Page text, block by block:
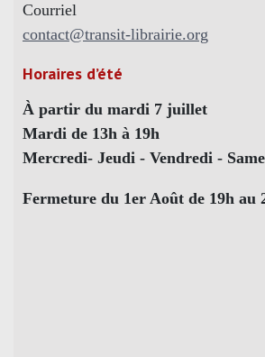
Courriel
contact@transit-librairie.org
Horaires d’été
À partir du mardi 7 juillet
Mardi de 13h à 19h
Mercredi- Jeudi - Vendredi -
Fermeture du 1er Août de 19h au